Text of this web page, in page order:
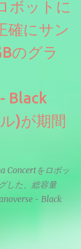
ボットに
確にサン
のグラ
Black
)が期間
Concertをロボッ
した、総容量
- Black